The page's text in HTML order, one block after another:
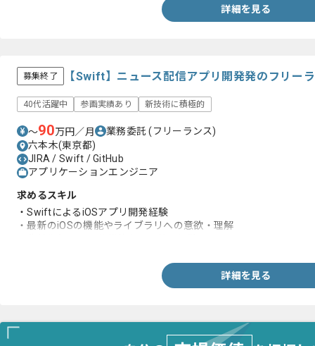
詳細を見る
募集終了 【Swift】ニュース配信アプリ開発発のフリー
40代活躍中 参画実績あり 新技術に積極的
〜90万円／月 業務委託(フリーランス)
六本木(東京都)
JIRA / Swift / GitHub
アプリケーションエンジニア
求めるスキル
・SwiftによるiOSアプリ開発経験
・最新のiOSの機能やライブラリへの意欲・理解
詳細を見る